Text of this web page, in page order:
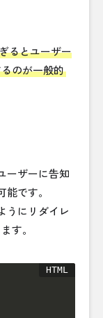
るとユーザー
のが一般的
ーザーに告知
です。
うにリダイレ
す。